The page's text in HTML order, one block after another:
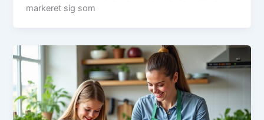
markeret sig som